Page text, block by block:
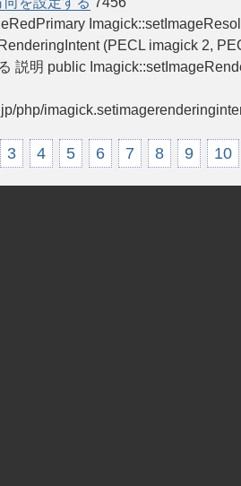
(PECL imagick 2,
説明 public
php/
3 4 5 6 7 8 9 10